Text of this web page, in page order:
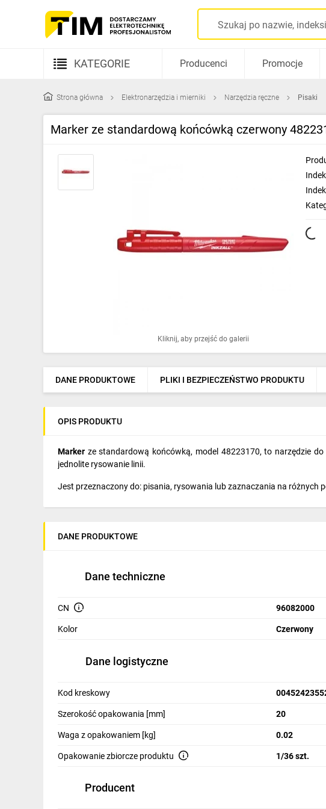
KATEGORIE
Kable i przewody
Ogrzewanie
Elektronarzędzia i mierniki
Napędy elektryczne
Odzież ochronna i BHP
Smart home
Elektromobilność
Telewizja naziemna i satelitarna
Wentylacja i rekuperacja
Producenci Promocje
Strona główna Elektronarzędzia i mierniki Narzędzia ręczne Pisaki
Marker ze standardową końcówką czerwony
Kliknij, aby przejść do galerii
DANE PRODUKTOWE PLIKI I BEZPIECZEŃSTWO PRODUKTU
OPIS PRODUKTU
Marker ze standardową końcówką, model 48223170, to narzędzie
jednolite rysowanie linii.
Jest przeznaczony do: pisania, rysowania lub zaznaczania na
DANE PRODUKTOWE
Dane techniczne
CN 96082000
Kolor Czerwony
Dane logistyczne
Kod kreskowy
Szerokość opakowania [mm] 20
Waga z opakowaniem [kg] 0.02
Opakowanie zbiorcze produktu 1/36 szt.
Producent